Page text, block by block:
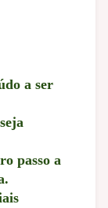
a ser
passo a